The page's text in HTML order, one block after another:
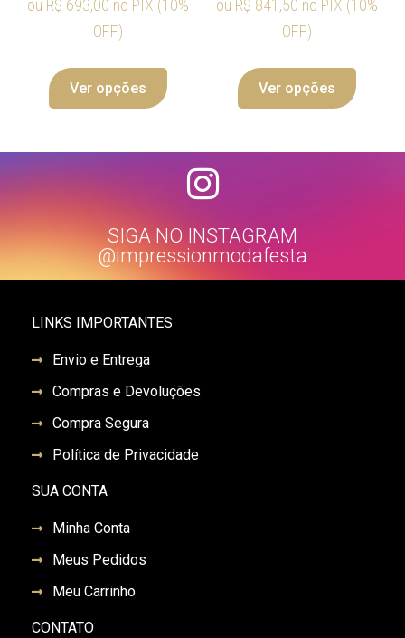
ou R$ 693,00 no PIX (10%
OFF)
Ver opções
ou R$ 841,50 no PIX (10%
OFF)
Ver opções
SIGA NO INSTAGRAM
@impressionmodafesta
LINKS IMPORTANTES
Envio e Entrega
Compras e Devoluções
Compra Segura
Política de Privacidade
SUA CONTA
Minha Conta
Meus Pedidos
Meu Carrinho
CONTATO